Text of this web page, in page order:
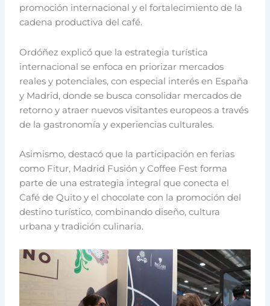
promoción internacional y el fortalecimiento de la
cadena productiva del café.
Ordóñez explicó que la estrategia turística
internacional se enfoca en priorizar mercados
reales y potenciales, con especial interés en España
y Madrid, donde se busca consolidar mercados de
retorno y atraer nuevos visitantes europeos a través
de la gastronomía y experiencias culturales.
Asimismo, destacó que la participación en ferias
como Fitur, Madrid Fusión y Coffee Fest forma
parte de una estrategia integral que conecta el
Café de Quito y el chocolate con la promoción del
destino turístico, combinando diseño, cultura
urbana y tradición culinaria.